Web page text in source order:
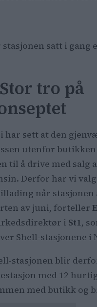
satt i gang
tro på
har sett at den
utenfor
til å drive med salg
Derfor har vi
når stasjonen
av juni, forteller
i St1,
Shell-stasjonene i
stasjonen blir
med 12
med butikk og